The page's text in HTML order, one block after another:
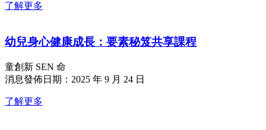
了解更多
幼兒身心健康成長：要素秘笈共享課程
童創新 SEN 命
消息發佈日期：2025 年 9 月 24 日
了解更多